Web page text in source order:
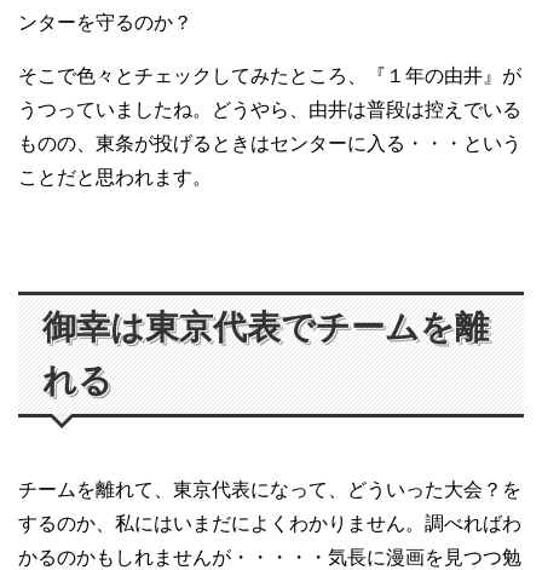
ンターを守るのか？
そこで色々とチェックしてみたところ、『１年の由井』が
うつっていましたね。どうやら、由井は普段は控えでいる
ものの、東条が投げるときはセンターに入る・・・という
ことだと思われます。
御幸は東京代表でチームを離
れる
チームを離れて、東京代表になって、どういった大会？を
するのか、私にはいまだによくわかりません。調べればわ
かるのかもしれませんが・・・・・気長に漫画を見つつ勉